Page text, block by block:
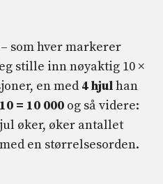
som hver markerer
stille inn nøyaktig 10 ×
en med 4 hjulhan
= 10 000 og så videre:
øker, øker antallet
en størrelsesorden.